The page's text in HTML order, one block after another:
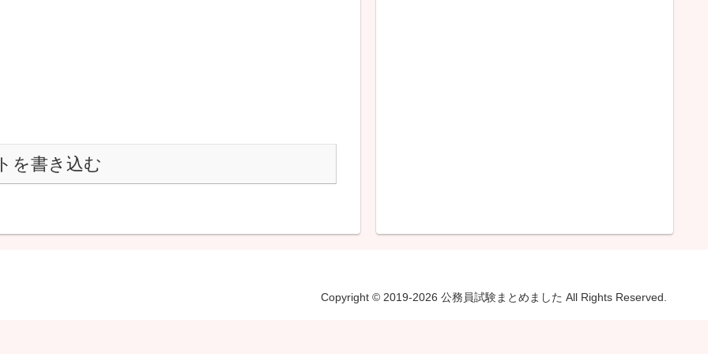
を書き込む
Copyright © 2019-2026 公務員試験まとめました All Rights Reserved.